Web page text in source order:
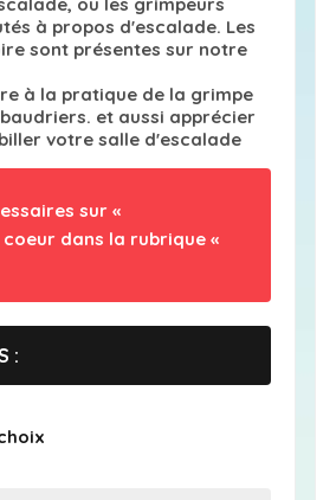
à propos d'escalade. Les
sont présentes sur notre
à la pratique de la grimpe
et aussi apprécier
votre salle d'escalade
sur «
dans la rubrique «
: